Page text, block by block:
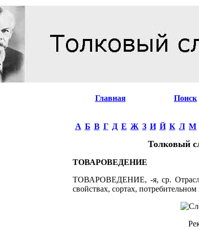
Главная Поиск
А Б В Г Д Е Ж З И Й К Л М
Толковый
ТОВАРОВЕДЕНИЕ
ТОВАРОВЕДЕНИЕ, -я, ср. Отрасль
свойствах, сортах,